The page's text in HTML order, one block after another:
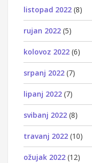
listopad 2022 (8)
rujan 2022 (5)
kolovoz 2022 (6)
srpanj 2022 (7)
lipanj 2022 (7)
svibanj 2022 (8)
travanj 2022 (10)
ožujak 2022 (12)